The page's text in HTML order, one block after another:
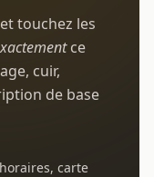
touchez les
ce
cuir,
de base
carte